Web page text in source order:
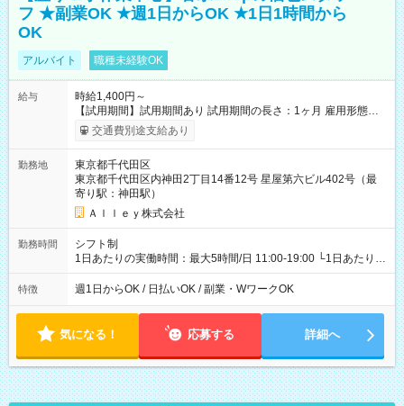
フ ★副業OK ★週1日からOK ★1日1時間から
OK
アルバイト 職種未経験OK
給与
時給1,400円～
【試用期間】試用期間あり 試用期間の長さ：1ヶ月 雇用形態、
給与は本採用時と同じです。
交通費別途支給あり
勤務地
東京都千代田区
東京都千代田区内神田2丁目14番12号 星屋第六ビル402号（最
寄り駅：神田駅）
Ａｌｌｅｙ株式会社
勤務時間
シフト制
1日あたりの実働時間：最大5時間/日 11:00-19:00 └1日あたりの
実働時間：1-5時間 └上記の時間帯内であれば、いつでも勤務可
能！ └平日・土曜日の中で、お好きな曜日でご勤務いただけま
18:00 などのように、自由な働き方が可能なお仕事です！
特徴 週1日からOK / 日払いOK / 副業・WワークOK
気になる！ 応募する 詳細へ